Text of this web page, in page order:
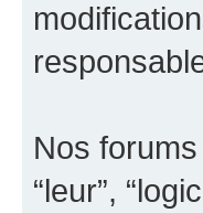
Nos
“leur”,